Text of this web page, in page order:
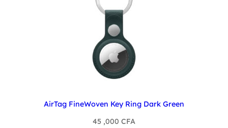
AirTag FineWoven Key Ring Dark Green
45 ,000 CFA